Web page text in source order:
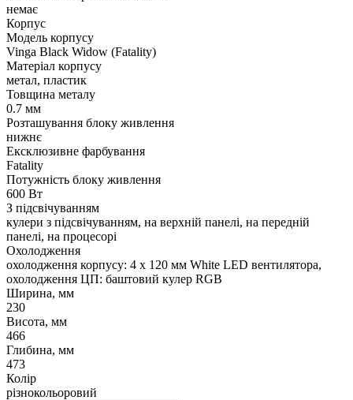
немає
Корпус
Модель корпусу
Vinga Black Widow (Fatality)
Матеріал корпусу
метал, пластик
Товщина металу
0.7 мм
Розташування блоку живлення
нижнє
Ексклюзивне фарбування
Fatality
Потужність блоку живлення
600 Вт
З підсвічуванням
кулери з підсвічуванням, на верхній панелі, на передній
панелі, на процесорі
Охолодження
охолодження корпусу: 4 x 120 мм White LED вентилятора,
охолодження ЦП: баштовий кулер RGB
Ширина, мм
230
Висота, мм
466
Глибина, мм
473
Колір
різнокольоровий